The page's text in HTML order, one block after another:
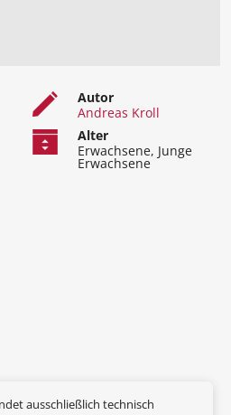
Autor
Andreas Kroll
Alter
Erwachsene, Junge
Erwachsene
ausschließlich technisch